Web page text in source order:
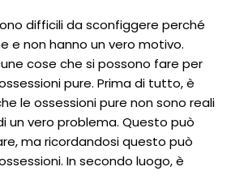
difficili da sconfiggere perché
e non hanno un vero motivo.
cose che si possono fare per
pure. Prima di tutto, è
le ossessioni pure non sono reali
un vero problema. Questo può
ma ricordandosi questo può
In secondo luogo, è